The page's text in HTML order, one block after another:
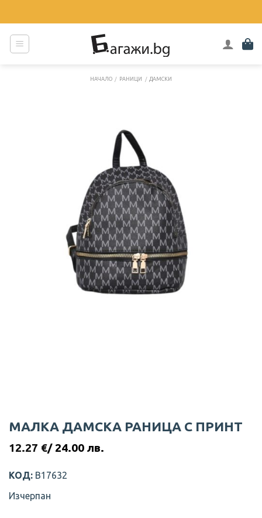
to
content
НАЧАЛО / РАНИЦИ / ДАМСКИ
МАЛКА ДАМСКА РАНИЦА С ПРИНТ
12.27 €/ 24.00 лв.
КОД: В17632
Изчерпан